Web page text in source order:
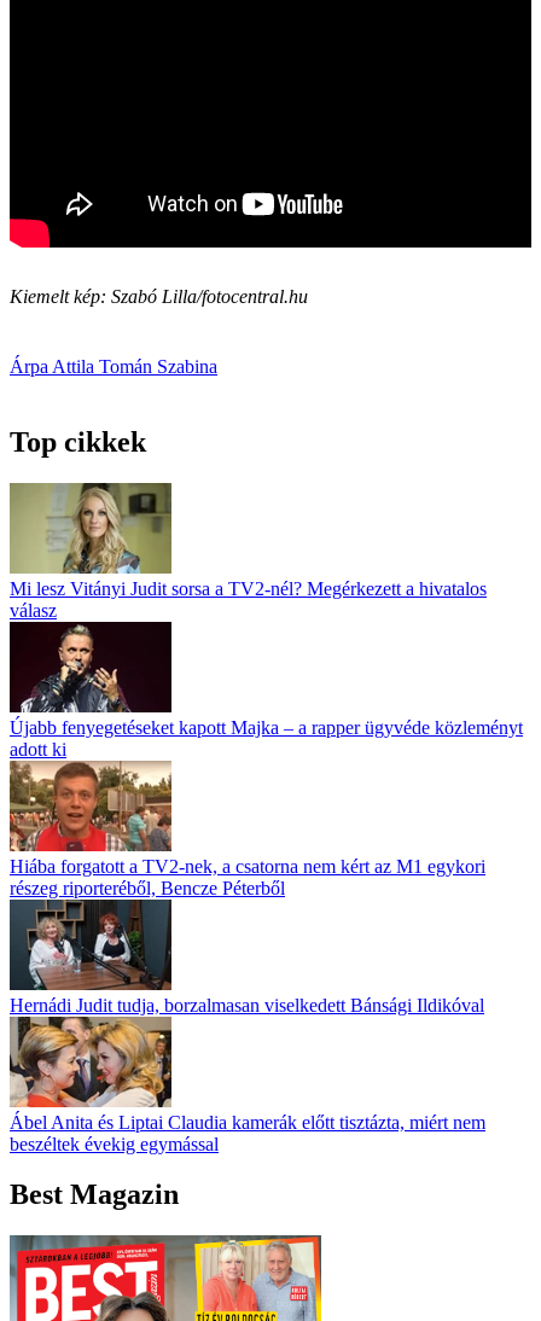
Kiemelt kép: Szabó Lilla/fotocentral.hu
Árpa Attila Tomán Szabina
Top cikkek
Mi lesz Vitányi Judit sorsa a TV2-nél? Megérkezett a hivatalos
válasz
Újabb fenyegetéseket kapott Majka – a rapper ügyvéde közleményt
adott ki
Hiába forgatott a TV2-nek, a csatorna nem kért az M1 egykori
részeg riporteréből, Bencze Péterből
Hernádi Judit tudja, borzalmasan viselkedett Bánsági Ildikóval
Ábel Anita és Liptai Claudia kamerák előtt tisztázta, miért nem
beszéltek évekig egymással
Best Magazin